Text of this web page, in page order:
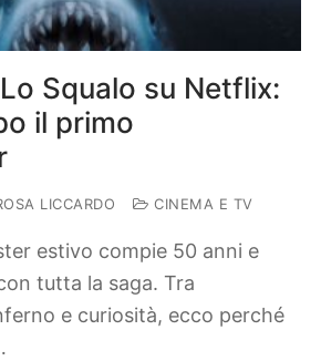
Squalo su Netflix:
il primo
LICCARDO CINEMA E TV
estivo compie 50 anni e
tutta la saga. Tra
e curiosità, ecco perché